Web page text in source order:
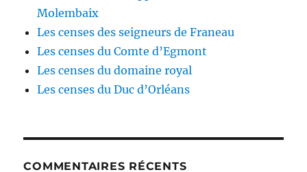
Molembaix
Les censes des seigneurs de Franeau
Les censes du Comte d’Egmont
Les censes du domaine royal
Les censes du Duc d’Orléans
COMMENTAIRES RÉCENTS